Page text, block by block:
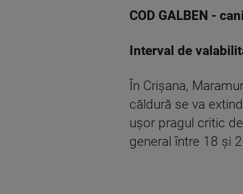
COD GALBEN -
Interval de
În Crișana,
căldură se va
ușor pragul critic
general între 18 și